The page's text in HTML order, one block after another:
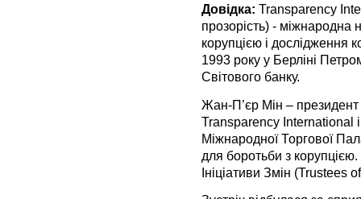
Довідка: Transparency
прозорість) - міжнародна
корупцією і дослідження
1993 року у Берліні
Світового банку.
Жан-П’єр Мін –
Transparency International
Міжнародної Торгової
для боротьби з
Ініціативи Змін